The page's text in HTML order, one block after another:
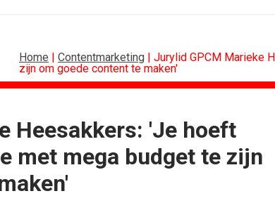
Home | Contentmarketing | Jurylid GPCM Marieke
zijn om goede content te maken'
Heesakkers: 'Je hoeft
met mega budget te zijn
Holland...
winnen...
DESIGN
PRO bouwt identiteit rond Groene Roos